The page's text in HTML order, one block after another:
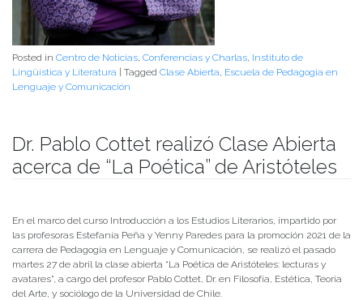
Posted in Centro de Noticias Conferencias y Charlas Instituto de
Lingüística y Literatura | Tagged Clase Abierta Escuela de Pedagogía en
Lenguaje y Comunicación
Dr. Pablo Cottet realizó Clase Abierta
acerca de “La Poética” de Aristóteles
En el marco del curso Introducción a los Estudios Literarios, impartido por
las profesoras Estefanía Peña y Yenny Paredes para la promoción 2021 de la
carrera de Pedagogía en Lenguaje y Comunicación, se realizó el pasado
martes 27 de abril la clase abierta “La Poética de Aristóteles: lecturas y
avatares”, a cargo del profesor Pablo Cottet, Dr. en Filosofía, Estética, Teoría
del Arte, y sociólogo de la Universidad de Chile.